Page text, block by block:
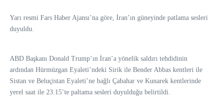
Yarı resmi Fars Haber Ajansı’na göre, İran’ın güneyinde patlama sesleri
duyuldu.
ABD Başkanı Donald Trump’ın İran’a yönelik saldırı tehdidinin
ardından Hürmüzgan Eyaleti’ndeki Sirik ile Bender Abbas kentleri ile
Sistan ve Beluçistan Eyaleti’ne bağlı Çabahar ve Kunarek kentlerinde
yerel saat ile 23.15’te paltama sesleri duyulduğu belirtildi.